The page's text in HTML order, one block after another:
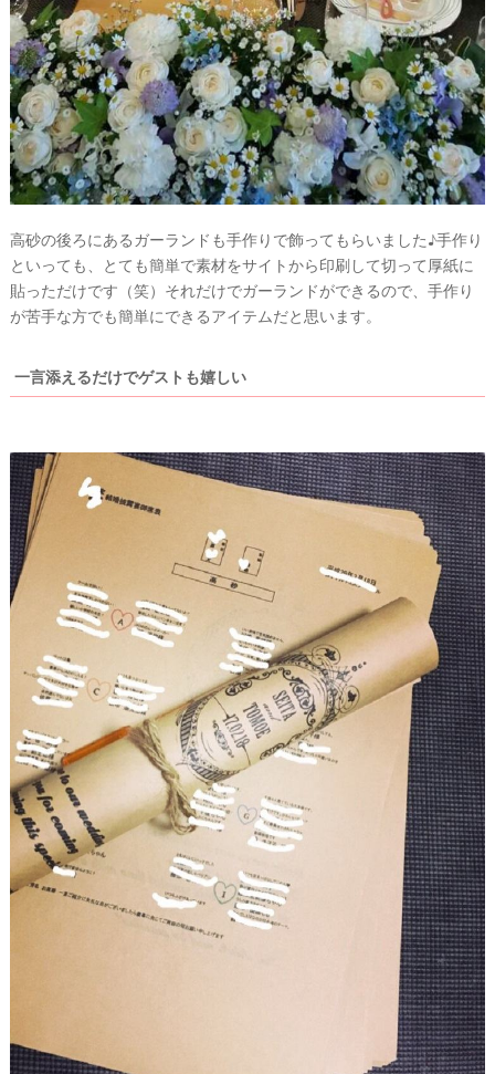
高砂の後ろにあるガーランドも手作りで飾ってもらいました♪手作り
といっても、とても簡単で素材をサイトから印刷して切って厚紙に
貼っただけです（笑）それだけでガーランドができるので、手作り
が苦手な方でも簡単にできるアイテムだと思います。
一言添えるだけでゲストも嬉しい